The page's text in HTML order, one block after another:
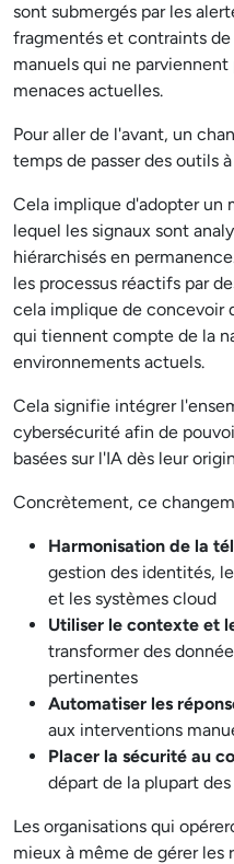
sont submergés par les
fragmentés et contraints de
manuels qui ne
menaces actuelles.
Pour aller de l'avant, un
temps de passer des outils
Cela implique d'adopter un
lequel les signaux sont
hiérarchisés en
les processus réactifs par
cela implique de concevoir
qui tiennent compte de la
environnements actuels.
Cela signifie intégrer
cybersécurité afin de
basées sur l'IA dès leur
Concrètement, ce
Harmonisation de la
gestion des identités,
et les systèmes cloud
Utiliser le contexte et
transformer des
pertinentes
Automatiser les
aux interventions
Placer la sécurité au
départ de la plupart
Les organisations qui
mieux à même de gérer les